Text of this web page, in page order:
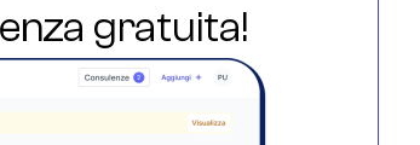
gratuita!